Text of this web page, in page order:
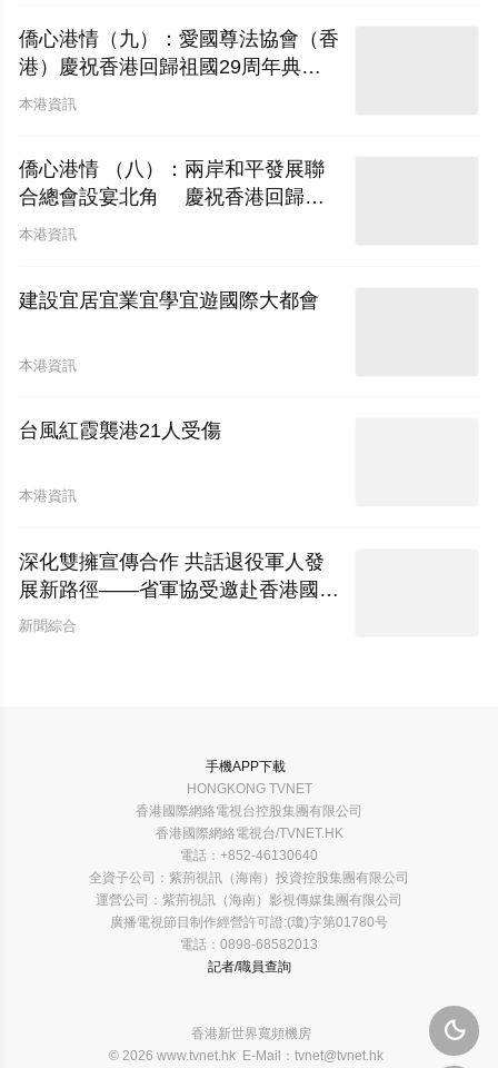
僑心港情（九）：愛國尊法協會（香
港）慶祝香港回歸祖國29周年典禮
圓滿舉行
本港資訊
僑心港情 （八）：兩岸和平發展聯
合總會設宴北角 慶祝香港回歸二
十九周年暨林廣兆首席會長榮膺大紫
本港資訊
建設宜居宜業宜學宜遊國際大都會
本港資訊
台風紅霞襲港21人受傷
本港資訊
深化雙擁宣傳合作 共話退役軍人發
展新路徑——省軍協受邀赴香港國際
網絡電視台開展座談交流
新聞綜合

手機APP下載
HONGKONG TVNET
香港國際網絡電視台控股集團有限公司
香港國際網絡電視台/TVNET.HK
電話：+852-46130640
全資子公司：紫荊視訊（海南）投資控股集團有限公司
運營公司：紫荊視訊（海南）影視傳媒集團有限公司
廣播電視節目制作經營許可證:(瓊)字第01780号
電話：0898-68582013
記者/職員查詢
香港新世界寬頻機房
© 2026 www.tvnet.hk E-Mail：tvnet@tvnet.hk